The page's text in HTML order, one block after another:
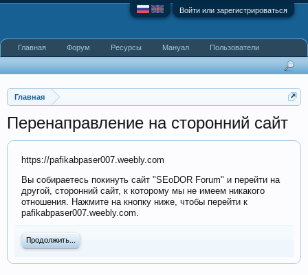
Войти или зарегистрироваться
Главная
Перенаправление на сторонний сайт
https://pafikabpaser007.weebly.com
Вы собираетесь покинуть сайт "SEoDOR Forum" и перейти на
другой, сторонний сайт, к которому мы не имеем никакого
отношения. Нажмите на кнопку ниже, чтобы перейти к
pafikabpaser007.weebly.com.
Продолжить...
Главная Форум Ресурсы Мануал Пользователи